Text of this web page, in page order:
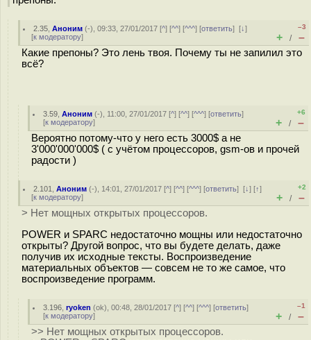
2.35 ,Аноним (-), 09:33, 27/01/2017 [^] [^^] [^^^] [ответить][↓]
[к модератору]
–3
+ / –
Какие препоны? Это лень твоя. Почему ты не запилил это
всё?
3.59 ,Аноним (-), 11:00, 27/01/2017 [^] [^^] [^^^] [ответить]
[к модератору]
+6
+ / –
Вероятно потому-что у него есть 3000$ а не
3'000'000'000$ ( с учётом процессоров, gsm-ов и прочей
радости )
2.101 ,Аноним (-), 14:01, 27/01/2017 [^] [^^] [^^^] [ответить][↓] [↑]
[к модератору]
+2
+ / –
> Нет мощных открытых процессоров.
POWER и SPARC недостаточно мощны или недостаточно
открыты? Другой вопрос, что вы будете делать, даже
получив их исходные тексты. Воспроизведение
материальных объектов — совсем не то же самое, что
воспроизведение программ.
3.196 ,ryoken (ok), 00:48, 28/01/2017 [^] [^^] [^^^] [ответить]
[к модератору]
–1
+ / –
>> Нет мощных открытых процессоров.